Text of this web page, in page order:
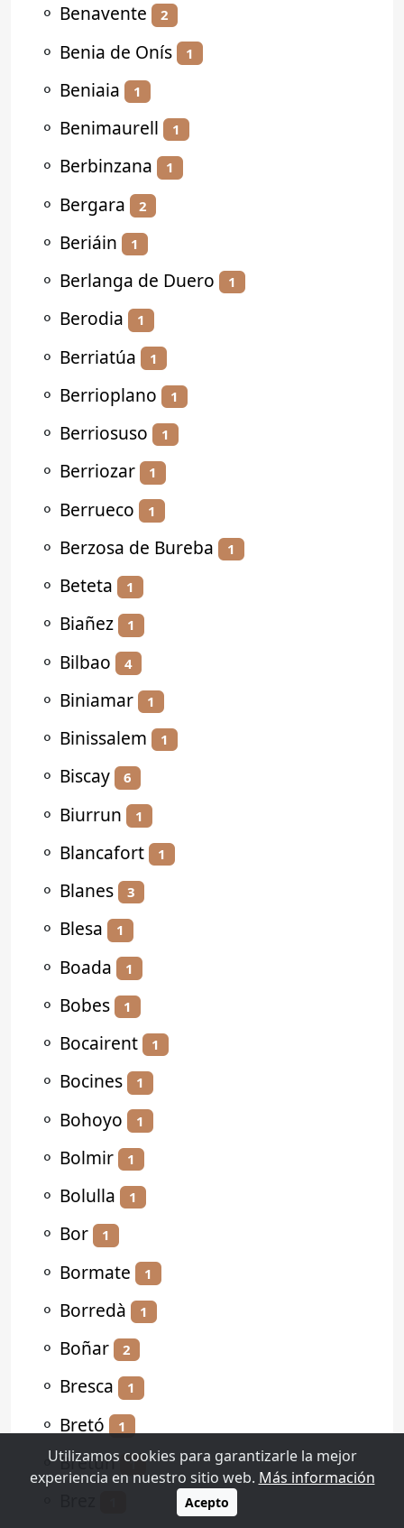
⚬ Benavente 2
⚬ Benia de Onís 1
⚬ Beniaia 1
⚬ Benimaurell 1
⚬ Berbinzana 1
⚬ Bergara 2
⚬ Beriáin 1
⚬ Berlanga de Duero 1
⚬ Berodia 1
⚬ Berriatúa 1
⚬ Berrioplano 1
⚬ Berriosuso 1
⚬ Berriozar 1
⚬ Berrueco 1
⚬ Berzosa de Bureba 1
⚬ Beteta 1
⚬ Biañez 1
⚬ Bilbao 4
⚬ Biniamar 1
⚬ Binissalem 1
⚬ Biscay 6
⚬ Biurrun 1
⚬ Blancafort 1
⚬ Blanes 3
⚬ Blesa 1
⚬ Boada 1
⚬ Bobes 1
⚬ Bocairent 1
⚬ Bocines 1
⚬ Bohoyo 1
⚬ Bolmir 1
⚬ Bolulla 1
⚬ Bor 1
⚬ Bormate 1
⚬ Borredà 1
⚬ Boñar 2
⚬ Bresca 1
⚬ Bretó 1
⚬Bretún 1
Utilizamos cookies para garantizarle la mejor
experiencia en nuestro sitio web. Más información
Acepto